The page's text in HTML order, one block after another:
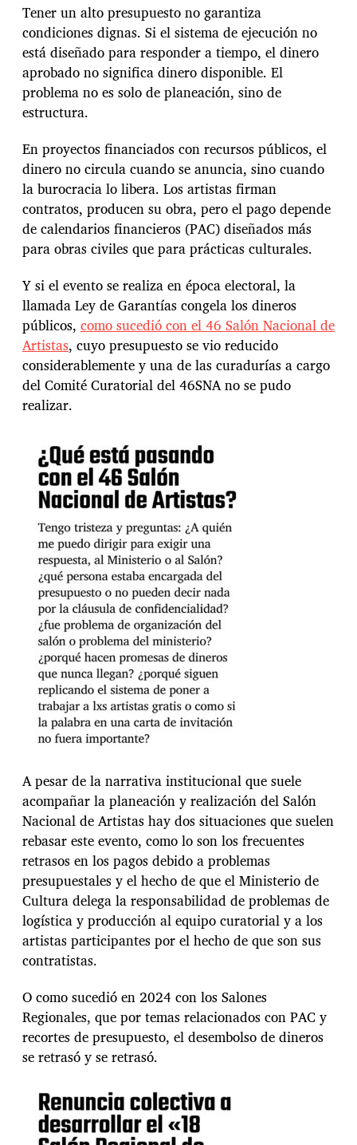
Tener un alto presupuesto no garantiza
condiciones dignas. Si el sistema de ejecución no
está diseñado para responder a tiempo, el dinero
aprobado no significa dinero disponible. El
problema no es solo de planeación, sino de
estructura.
En proyectos financiados con recursos públicos, el
dinero no circula cuando se anuncia, sino cuando
la burocracia lo libera. Los artistas firman
contratos, producen su obra, pero el pago depende
de calendarios financieros (PAC) diseñados más
para obras civiles que para prácticas culturales.
Y si el evento se realiza en época electoral, la
llamada Ley de Garantías congela los dineros
públicos, como sucedió con el 46 Salón Nacional de
Artistas, cuyo presupuesto se vio reducido
considerablemente y una de las curadurías a cargo
del Comité Curatorial del 46SNA no se pudo
realizar.
A pesar de la narrativa institucional que suele
acompañar la planeación y realización del Salón
Nacional de Artistas hay dos situaciones que suelen
rebasar este evento, como lo son los frecuentes
retrasos en los pagos debido a problemas
presupuestales y el hecho de que el Ministerio de
Cultura delega la responsabilidad de problemas de
logística y producción al equipo curatorial y a los
artistas participantes por el hecho de que son sus
contratistas.
O como sucedió en 2024 con los Salones
Regionales, que por temas relacionados con PAC y
recortes de presupuesto, el desembolso de dineros
se retrasó y se retrasó.